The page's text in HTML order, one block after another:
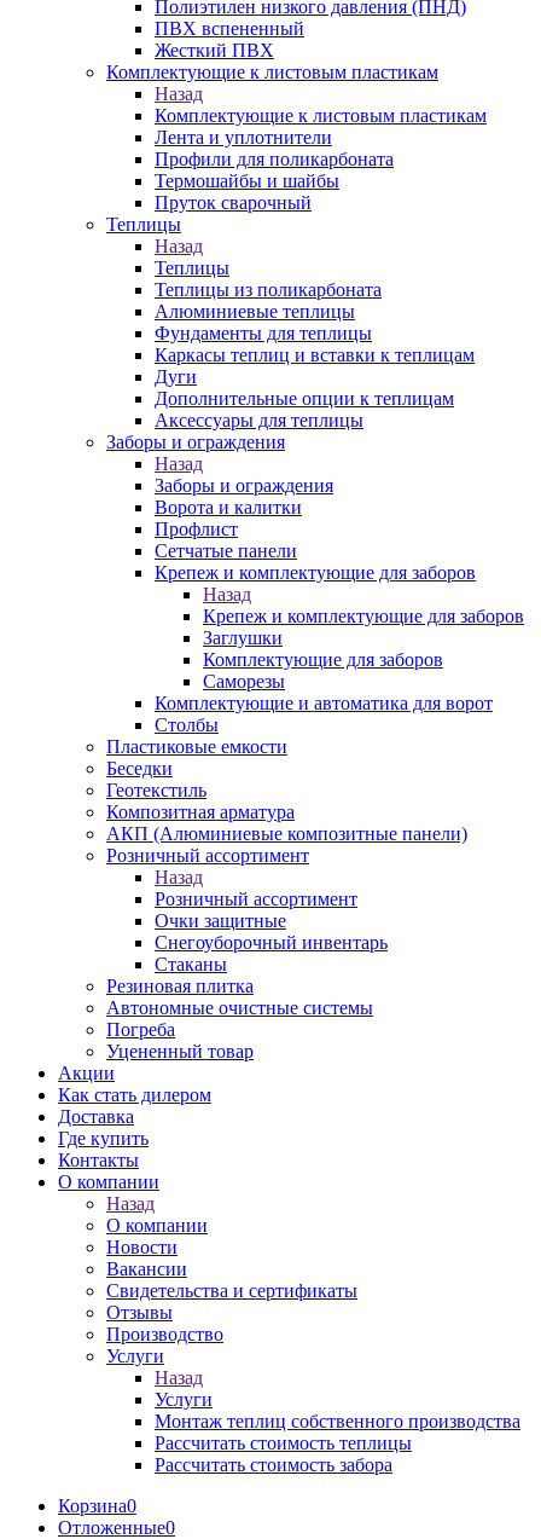
Полиэтилен низкого давления (ПНД)
ПВХ вспененный
Жесткий ПВХ
Комплектующие к листовым пластикам
Назад
Комплектующие к листовым пластикам
Лента и уплотнители
Профили для поликарбоната
Термошайбы и шайбы
Пруток сварочный
Теплицы
Назад
Теплицы
Теплицы из поликарбоната
Алюминиевые теплицы
Фундаменты для теплицы
Каркасы теплиц и вставки к теплицам
Дуги
Дополнительные опции к теплицам
Аксессуары для теплицы
Заборы и ограждения
Назад
Заборы и ограждения
Ворота и калитки
Профлист
Сетчатые панели
Крепеж и комплектующие для заборов
Назад
Крепеж и комплектующие для заборов
Заглушки
Комплектующие для заборов
Саморезы
Комплектующие и автоматика для ворот
Столбы
Пластиковые емкости
Беседки
Геотекстиль
Композитная арматура
АКП (Алюминиевые композитные панели)
Розничный ассортимент
Назад
Розничный ассортимент
Очки защитные
Снегоуборочный инвентарь
Стаканы
Резиновая плитка
Автономные очистные системы
Погреба
Уцененный товар
Акции
Как стать дилером
Доставка
Где купить
Контакты
О компании
Назад
О компании
Новости
Вакансии
Свидетельства и сертификаты
Отзывы
Производство
Услуги
Назад
Услуги
Монтаж теплиц собственного производства
Рассчитать стоимость теплицы
Рассчитать стоимость забора
Корзина0
Отложенные0